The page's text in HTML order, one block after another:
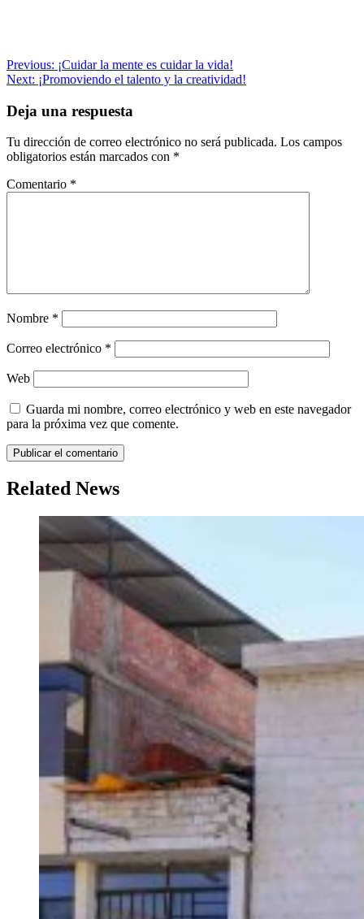
Navegación
de
entradas
Previous: ¡Cuidar la mente es cuidar la vida!
Next: ¡Promoviendo el talento y la creatividad!
Deja una respuesta
Tu dirección de correo electrónico no será publicada. Los campos
obligatorios están marcados con *
Comentario *
Nombre *
Correo electrónico *
Web
Guarda mi nombre, correo electrónico y web en este navegador
para la próxima vez que comente.
Related News